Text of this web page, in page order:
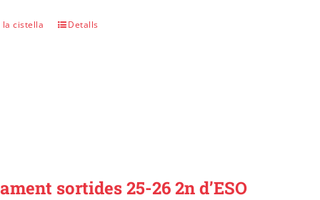
la cistella Detalls
sortides 25-26 2n d’ESO